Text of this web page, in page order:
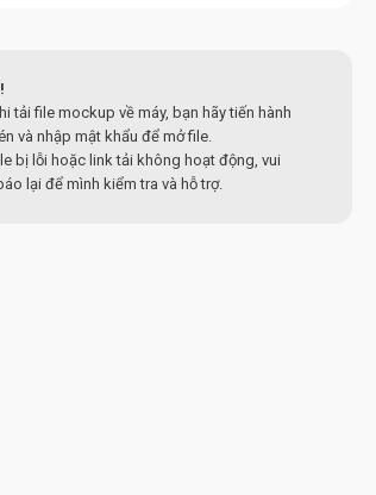
tải file mockup về máy, bạn hãy tiến hành
và nhập mật khẩu để mở file.
bị lỗi hoặc link tải không hoạt động, vui
lại để mình kiểm tra và hỗ trợ.